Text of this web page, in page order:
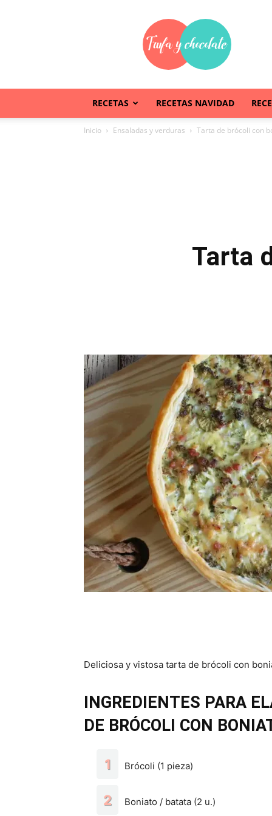
Trufaychocolate
RECETAS RECETAS NAVIDAD
Inicio Ensaladas y verduras Tarta de brócoli con
Tarta
Deliciosa y vistosa tarta de brócoli con
INGREDIENTES PARA
DE BRÓCOLI CON
Brócoli (1 pieza)
Boniato / batata (2 u.)